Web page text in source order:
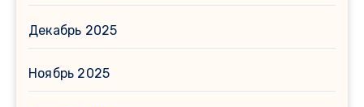
Декабрь 2025
Ноябрь 2025